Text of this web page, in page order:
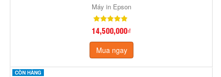
Máy in Epson
14,500,000₫
Mua ngay
CÒN HÀNG